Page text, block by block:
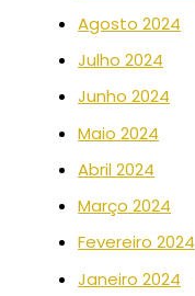
Agosto 2024
Julho 2024
Junho 2024
Maio 2024
Abril 2024
Março 2024
Fevereiro 2024
Janeiro 2024